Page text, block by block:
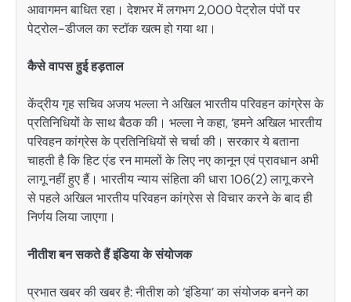
आवागमन बाधित रहा। देशभर में लगभग 2,000 पेट्रोल पंपों पर
पेट्रोल-डीजल का स्टॉक खत्म हो गया था।
कैसे वापस हुई हड़ताल
केंद्रीय गृह सचिव अजय भल्ला ने अखिल भारतीय परिवहन कांग्रेस के
प्रतिनिधियों के साथ बैठक की। भल्ला ने कहा, ‘हमने अखिल भारतीय
परिवहन कांग्रेस के प्रतिनिधियों से चर्चा की। सरकार ये बताना
चाहती है कि हिट एंड रन मामलों के लिए नए कानून एवं प्रावधान अभी
लागू नहीं हुए हैं। भारतीय न्याय संहिता की धारा 106(2) लागू करने
से पहले अखिल भारतीय परिवहन कांग्रेस से विचार करने के बाद ही
निर्णय लिया जाएगा।
नीतीश बन सकते हैं इंडिया के संयोजक
प्रभात खबर की खबर है: नीतीश को ‘इंडिया’ का संयोजक बनने का